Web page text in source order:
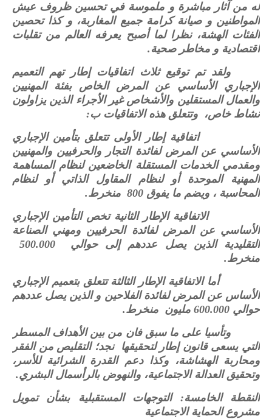
له من آثار مباشرة و ملموسة في تحسين ظروف عيش
المواطنين و صيانة كرامة جميع المغاربة، و كذا تحصين
الفئات الهشة، نظرا لما أصبح يعرفه العالم من تقلبات
اقتصادية و مخاطر صحية.
ولقد تم توقيع ثلاث اتفاقيات إطار تهم التعميم
الإجباري الأساسي عن المرض الخاص بفئة المهنيين
والعمال المستقلين والأشخاص غير الأجراء الذين يزاولون
نشاط خاص، وتتعلق هذه الاتفاقيات ب:
اتفاقية إطار الأولى تتعلق بتأمين الإجباري
الأساسي عن المرض لفائدة التجار والحرفيين والمهنيين
ومقدمي الخدمات المستقلة الخاضعين لنظام المساهمة
المهنية الموحدة أو لنظام المقاول الذاتي أو لنظام
المحاسبة ، ويضم ما يفوق 800 منخرط.
الاتفاقية الإطار الثانية تخص التأمين الإجباري
الأساسي عن المرض لفائدة الحرفيين ومهني الصناعة
التقليدية الذين يصل عددهم إلى حوالي 500.000
منخرط.
أما الاتفاقية الإطار الثالثة تتعلق بتعميم الإجباري
الأساس عن المرض لفائدة الفلاحين و الذين يصل عددهم
حوالي 600.000 مليون منخرط.
وتأسيا على ما سبق فان من بين الأهداف المسطر
التي يسعى قانون إطار لتحقيقها نجد؛ التقليص من الفقر
ومحاربة الهشاشة، وكذا دعم القدرة الشرائية للأسر،
وتحقيق العدالة الاجتماعية، والنهوض بالرأسمال البشري.
النقطة الخامسة: التوجهات المستقبلية بشأن تمويل
مشروع الحماية الاجتماعية